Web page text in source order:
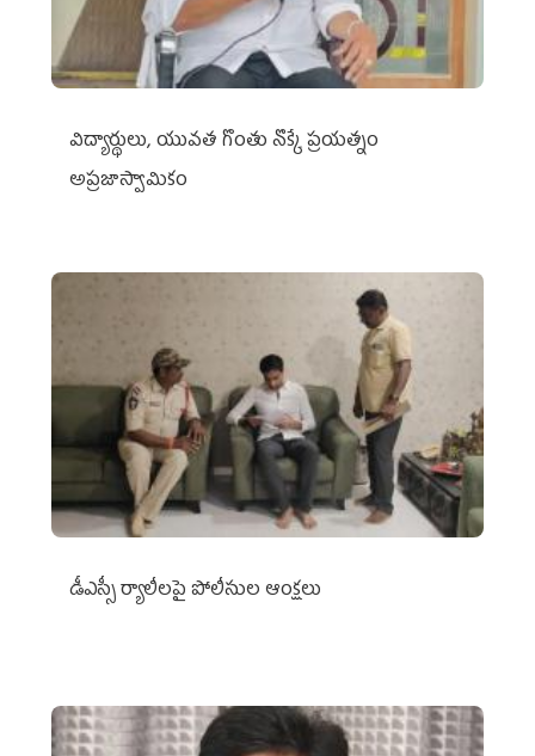
విద్యార్థులు, యువత గొంతు నొక్కే ప్రయత్నం
అప్రజాస్వామికం
డీఎస్సీ ర్యాలీలపై పోలీసుల ఆంక్షలు